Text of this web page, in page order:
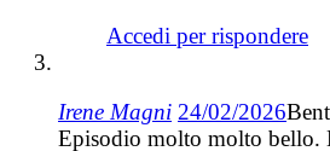
Accedi per rispondere
Irene Magni 24/02/2026
Episodio molto molto bello.